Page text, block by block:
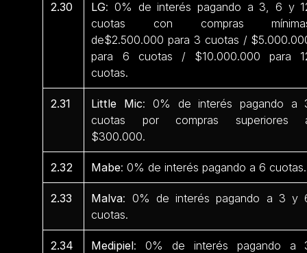
2.30 LG: 0% de interés pagando a 3, 6 y
cuotas con compras
de$2.500.000 para 3 cuotas /
para 6 cuotas / $10.000.000 para
cuotas.
2.31 Little Mic: 0% de interés pagando a
cuotas por compras superiores
$300.000.
2.32 Mabe: 0% de interés pagando a 6 cuotas.
2.33 Malva: 0% de interés pagando a 3 y
cuotas.
2.34 Medipiel: 0% de interés pagando a